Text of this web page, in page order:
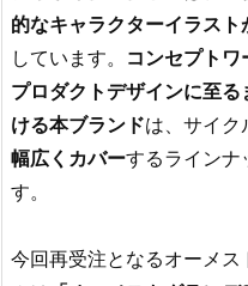
的なキャラクターイラス
しています。 コンセプトワ
プロダクトデザインに至
ける本ブランドは、サイク
幅広くカバーするラインナ
す。
今回再受注となるオーメ